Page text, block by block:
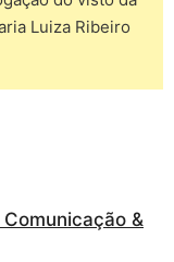
Luiza Ribeiro
&